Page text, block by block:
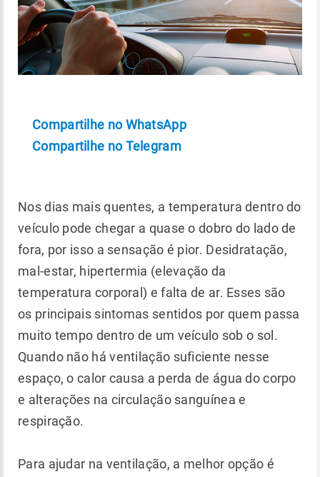
Compartilhe no WhatsApp
Compartilhe no Telegram
Nos dias mais quentes, a temperatura dentro do
veículo pode chegar a quase o dobro do lado de
fora, por isso a sensação é pior. Desidratação,
mal-estar, hipertermia (elevação da
temperatura corporal) e falta de ar. Esses são
os principais sintomas sentidos por quem passa
muito tempo dentro de um veículo sob o sol.
Quando não há ventilação suficiente nesse
espaço, o calor causa a perda de água do corpo
e alterações na circulação sanguínea e
respiração.
Para ajudar na ventilação, a melhor opção é